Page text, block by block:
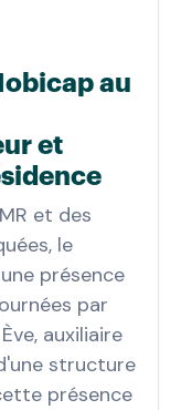
au
et
et des
le
présence
par
auxiliaire
structure
présence